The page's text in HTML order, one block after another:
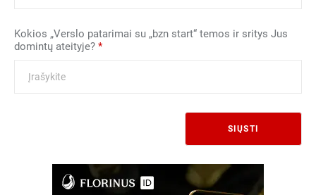
Kokios „Verslo patarimai su „bzn start“ temos ir sritys Jus
domintų ateityje? *